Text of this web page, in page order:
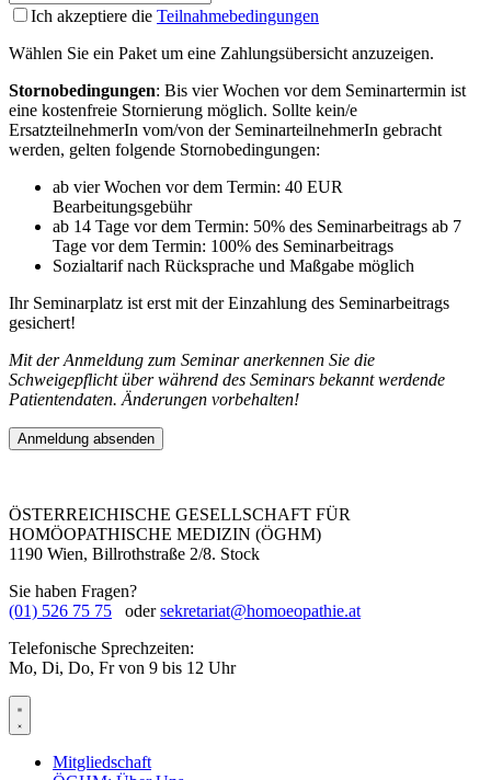
Ich akzeptiere die Teilnahmebedingungen
Wählen Sie ein Paket um eine Zahlungsübersicht anzuzeigen.
Stornobedingungen: Bis vier Wochen vor dem Seminartermin ist
eine kostenfreie Stornierung möglich. Sollte kein/e
ErsatzteilnehmerIn vom/von der SeminarteilnehmerIn gebracht
werden, gelten folgende Stornobedingungen:
ab vier Wochen vor dem Termin: 40 EUR
Bearbeitungsgebühr
ab 14 Tage vor dem Termin: 50% des Seminarbeitrags ab 7
Tage vor dem Termin: 100% des Seminarbeitrags
Sozialtarif nach Rücksprache und Maßgabe möglich
Ihr Seminarplatz ist erst mit der Einzahlung des Seminarbeitrags
gesichert!
Mit der Anmeldung zum Seminar anerkennen Sie die
Schweigepflicht über während des Seminars bekannt werdende
Patientendaten. Änderungen vorbehalten!
Anmeldung absenden
ÖSTERREICHISCHE GESELLSCHAFT FÜR
HOMÖOPATHISCHE MEDIZIN (ÖGHM)
1190 Wien, Billrothstraße 2/8. Stock
Sie haben Fragen?
(01) 526 75 75 odersekretariat@homoeopathie.at
Telefonische Sprechzeiten:
Mo, Di, Do, Fr von 9 bis 12 Uhr
Mitgliedschaft